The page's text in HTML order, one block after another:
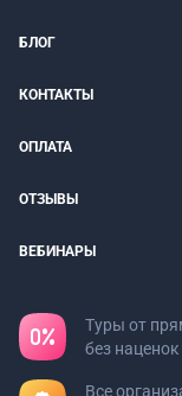
БЛОГ
КОНТАКТЫ
ОПЛАТА
ОТЗЫВЫ
ВЕБИНАРЫ
Туры от
без наценок
Все